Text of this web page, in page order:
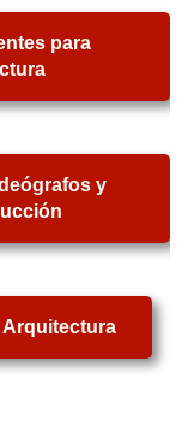
para
y
Arquitectura